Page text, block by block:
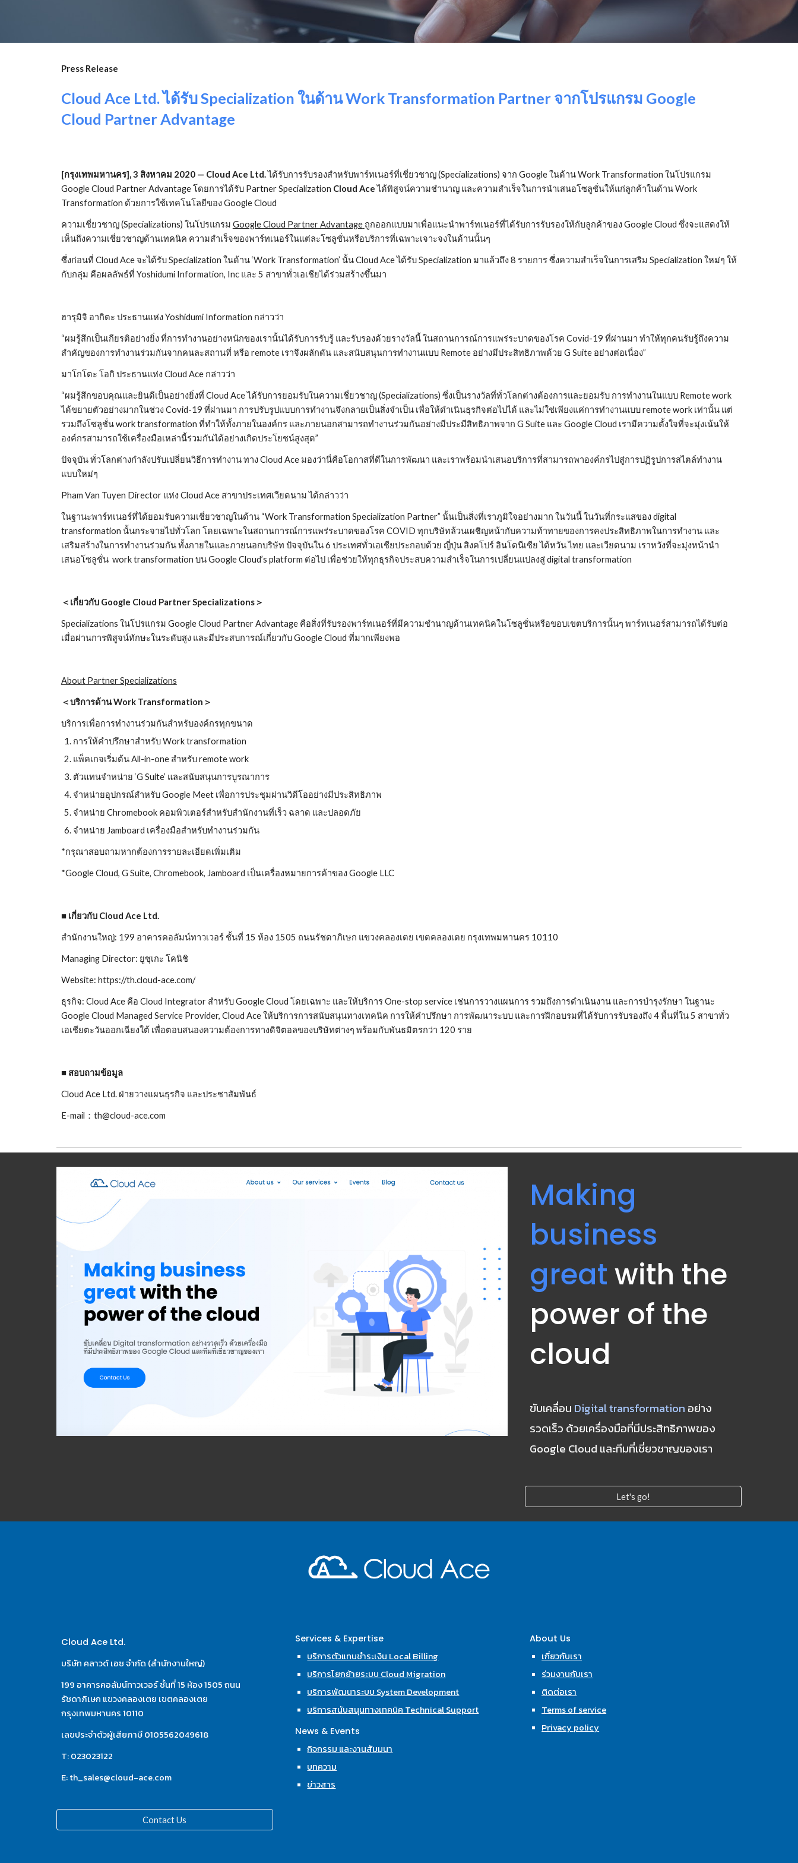
Press Release
Cloud Ace Ltd. ได้รับ Specialization ในด้าน Work Transformation Partner จากโปรแกรม Google
Cloud Partner Advantage
[กรุงเทพมหานคร], 3 สิงหาคม 2020 — Cloud Ace Ltd. ได้รับการรับรองสำหรับพาร์ทเนอร์ที่เชี่ยวชาญ (Specializations) จาก Google ในด้าน Work Transformation ในโปรแกรม
Google Cloud Partner Advantage โดยการได้รับ Partner Specialization Cloud Ace ได้พิสูจน์ความชำนาญ และความสำเร็จในการนำเสนอโซลูชั่นให้แก่ลูกค้าในด้าน Work
Transformation ด้วยการใช้เทคโนโลยีของ Google Cloud
ความเชี่ยวชาญ (Specializations) ในโปรแกรม Google Cloud Partner Advantage ถูกออกแบบมาเพื่อแนะนำพาร์ทเนอร์ที่ได้รับการรับรองให้กับลูกค้าของ Google Cloud ซึ่งจะแสดงให้
เห็นถึงความเชี่ยวชาญด้านเทคนิค ความสำเร็จของพาร์ทเนอร์ในแต่ละโซลูชั่นหรือบริการที่เฉพาะเจาะจงในด้านนั้นๆ
ซึ่งก่อนที่ Cloud Ace จะได้รับ Specialization ในด้าน ‘Work Transformation’ นั้น Cloud Ace ได้รับ Specialization มาแล้วถึง 8 รายการ ซึ่งความสำเร็จในการเสริม Specialization ใหม่ๆ ให้
กับกลุ่ม คือผลลัพธ์ที่ Yoshidumi Information, Inc และ 5 สาขาทั่วเอเชียได้ร่วมสร้างขึ้นมา
ฮารุมิจิ อากิตะ ประธานแห่ง Yoshidumi Information กล่าวว่า
“ผมรู้สึกเป็นเกียรติอย่างยิ่ง ที่การทำงานอย่างหนักของเรานั้นได้รับการรับรู้ และรับรองด้วยรางวัลนี้ ในสถานการณ์การแพร่ระบาดของโรค Covid-19 ที่ผ่านมา ทำให้ทุกคนรับรู้ถึงความ
สำคัญของการทำงานร่วมกันจากคนละสถานที่ หรือ remote เราจึงผลักดัน และสนับสนุนการทำงานแบบ Remote อย่างมีประสิทธิภาพด้วย G Suite อย่างต่อเนื่อง”
มาโกโตะ โอกิ ประธานแห่ง Cloud Ace กล่าวว่า
“ผมรู้สึกขอบคุณและยินดีเป็นอย่างยิ่งที่ Cloud Ace ได้รับการยอมรับในความเชี่ยวชาญ (Specializations) ซึ่งเป็นรางวัลที่ทั่วโลกต่างต้องการและยอมรับ การทำงานในแบบ Remote work
ได้ขยายตัวอย่างมากในช่วง Covid-19 ที่ผ่านมา การปรับรูปแบบการทำงานจึงกลายเป็นสิ่งจำเป็น เพื่อให้ดำเนินธุรกิจต่อไปได้ และไม่ใช่เพียงแค่การทำงานแบบ remote work เท่านั้น แต่
รวมถึงโซลูชั่น work transformation ที่ทำให้ทั้งภายในองค์กร และภายนอกสามารถทำงานร่วมกันอย่างมีประมีสิทธิภาพจาก G Suite และ Google Cloud เรามีความตั้งใจที่จะมุ่งเน้นให้
องค์กรสามารถใช้เครื่องมือเหล่านี้ร่วมกันได้อย่างเกิดประโยชน์สูงสุด”
ปัจจุบัน ทั่วโลกต่างกำลังปรับเปลี่ยนวิธีการทำงาน ทาง Cloud Ace มองว่านี่คือโอกาสที่ดีในการพัฒนา และเราพร้อมนำเสนอบริการที่สามารถพาองค์กรไปสู่การปฏิรูปการสไตล์ทำงาน
แบบใหม่ๆ
Pham Van Tuyen Director แห่ง Cloud Ace สาขาประเทศเวียดนาม ได้กล่าวว่า
ในฐานะพาร์ทเนอร์ที่ได้ยอมรับความเชี่ยวชาญในด้าน “Work Transformation Specialization Partner” นั้นเป็นสิ่งที่เราภูมิใจอย่างมาก ในวันนี้ ในวันที่กระแสของ digital
transformation นั้นกระจายไปทั่วโลก โดยเฉพาะในสถานการณ์การแพร่ระบาดของโรค COVID ทุกบริษัทล้วนเผชิญหน้ากับความท้าทายของการคงประสิทธิภาพในการทำงาน และ
เสริมสร้างในการทำงานร่วมกัน ทั้งภายในและภายนอกบริษัท ปัจจุบันใน 6 ประเทศทั่วเอเชียประกอบด้วย ญี่ปุ่น สิงคโปร์ อินโดนีเซีย ไต้หวัน ไทย และเวียดนาม เราหวังที่จะมุ่งหน้านำ
เสนอโซลูชั่น  work transformation บน Google Cloud’s platform ต่อไป เพื่อช่วยให้ทุกธุรกิจประสบความสำเร็จในการเปลี่ยนแปลงสู่ digital transformation
＜เกี่ยวกับ Google Cloud Partner Specializations＞
Specializations ในโปรแกรม Google Cloud Partner Advantage คือสิ่งที่รับรองพาร์ทเนอร์ที่มีความชำนาญด้านเทคนิคในโซลูชั่นหรือขอบเขตบริการนั้นๆ พาร์ทเนอร์สามารถได้รับต่อ
เมื่อผ่านการพิสูจน์ทักษะในระดับสูง และมีประสบการณ์เกี่ยวกับ Google Cloud ที่มากเพียงพอ
About Partner Specializations
＜บริการด้าน Work Transformation＞
บริการเพื่อการทำงานร่วมกันสำหรับองค์กรทุกขนาด
การให้คำปรึกษาสำหรับ Work transformation
แพ็คเกจเริ่มต้น All-in-one สำหรับ remote work
ตัวแทนจำหน่าย ‘G Suite’ และสนับสนุนการบูรณาการ
จำหน่ายอุปกรณ์สำหรับ Google Meet เพื่อการประชุมผ่านวิดีโออย่างมีประสิทธิภาพ
จำหน่าย Chromebook คอมพิวเตอร์สำหรับสำนักงานที่เร็ว ฉลาด และปลอดภัย
จำหน่าย Jamboard เครื่องมือสำหรับทำงานร่วมกัน
*กรุณาสอบถามหากต้องการรายละเอียดเพิ่มเติม
*Google Cloud, G Suite, Chromebook, Jamboard เป็นเครื่องหมายการค้าของ Google LLC
■ เกี่ยวกับ Cloud Ace Ltd.
สำนักงานใหญ่: 199 อาคารคอลัมน์ทาวเวอร์ ชั้นที่ 15 ห้อง 1505 ถนนรัชดาภิเษก แขวงคลองเตย เขตคลองเตย กรุงเทพมหานคร 10110
Managing Director: ยูซุเกะ โคนิชิ
Website: https://th.cloud-ace.com/
ธุรกิจ: Cloud Ace คือ Cloud Integrator สำหรับ Google Cloud โดยเฉพาะ และให้บริการ One-stop service เช่นการวางแผนการ รวมถึงการดำเนินงาน และการบำรุงรักษา ในฐานะ
Google Cloud Managed Service Provider, Cloud Ace ให้บริการการสนับสนุนทางเทคนิค การให้คำปรึกษา การพัฒนาระบบ และการฝึกอบรมที่ได้รับการรับรองถึง 4 พื้นที่ใน 5 สาขาทั่ว
เอเชียตะวันออกเฉียงใต้ เพื่อตอบสนองความต้องการทางดิจิตอลของบริษัทต่างๆ พร้อมกับพันธมิตรกว่า 120 ราย
■ สอบถามข้อมูล
Cloud Ace Ltd. ฝ่ายวางแผนธุรกิจ และประชาสัมพันธ์
E-mail：th@cloud-ace.com
Making
business
great with the
power of the
cloud
ขับเคลื่อน Digital transformation อย่าง
รวดเร็ว ด้วยเครื่องมือที่มีประสิทธิภาพของ
Google Cloud และทีมที่เชี่ยวชาญของเรา
Let's go!
Cloud Ace Ltd.
บริษัท คลาวด์ เอซ จำกัด (สำนักงานใหญ่)
199 อาคารคอลัมน์ทาวเวอร์ ชั้นที่ 15 ห้อง 1505 ถนน
รัชดาภิเษก แขวงคลองเตย เขตคลองเตย
กรุงเทพมหานคร 10110
เลขประจำตัวผู้เสียภาษี 0105562049618
T: 023023122
E: th_sales@cloud-ace.com
Contact Us
Services & Expertise
บริการตัวแทนชำระเงิน Local Billing
บริการโยกย้ายระบบ Cloud Migration
บริการพัฒนาระบบ System Development
บริการสนับสนุนทางเทคนิค Technical Support
News & Events
กิจกรรม และงานสัมมนา
บทความ
ข่าวสาร
About Us
เกี่ยวกับเรา
ร่วมงานกับเรา
ติดต่อเรา
Terms of service
Privacy policy